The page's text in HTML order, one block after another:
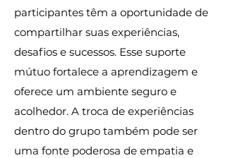
participantes têm a oportunidade de
compartilhar suas experiências,
desafios e sucessos. Esse suporte
mútuo fortalece a aprendizagem e
oferece um ambiente seguro e
acolhedor. A troca de experiências
dentro do grupo também pode ser
uma fonte poderosa de empatia e